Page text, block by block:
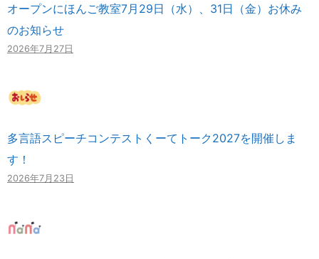
オープンにほんご教室7月29日（水）、31日（金）お休み
のお知らせ
2026年7月27日
多言語スピーチコンテストくーてトーク2027を開催しま
す！
2026年7月23日